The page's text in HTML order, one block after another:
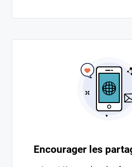
Encourager les